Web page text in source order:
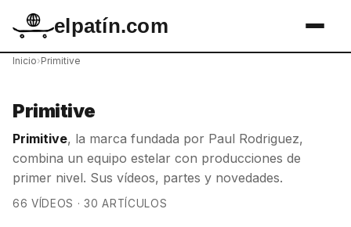
elpatín.com
Inicio›Primitive
Primitive
Primitive, la marca fundada por Paul Rodriguez,
combina un equipo estelar con producciones de
primer nivel. Sus vídeos, partes y novedades.
66 VÍDEOS · 30 ARTÍCULOS